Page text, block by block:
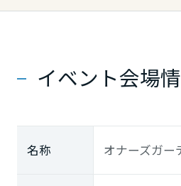
イベント会場
名称 オナーズガー